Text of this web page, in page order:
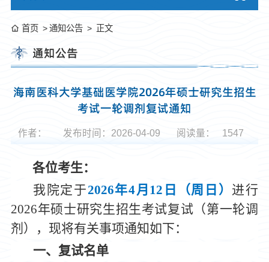
首页 通知公告 正文
通知公告
海南医科大学基础医学院2026年硕士研究生招生
考试一轮调剂复试通知
作者： 发布时间：2026-04-09 阅读量： 1547
各位考生：
我院定于2026年4月12日（周日 ） 进行
2026年硕士研究生招生考试复试（第一轮调
剂），现将有关事项通知如下：
一、复试名单